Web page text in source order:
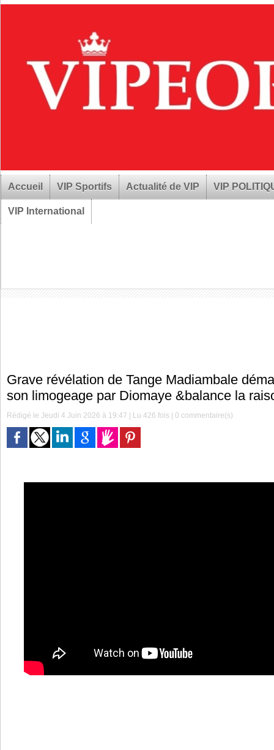
Accueil VIP Sportifs Actualité de VIP VIP
VIP International
Grave révélation de Tange Madiambale
son limogeage par Diomaye &balance la
Rédigé le Jeudi 4 Juin 2026 à 19:47 | Lu 426 fois |0 commentaire(s)